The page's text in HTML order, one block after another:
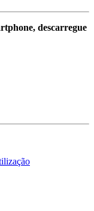
descarregue